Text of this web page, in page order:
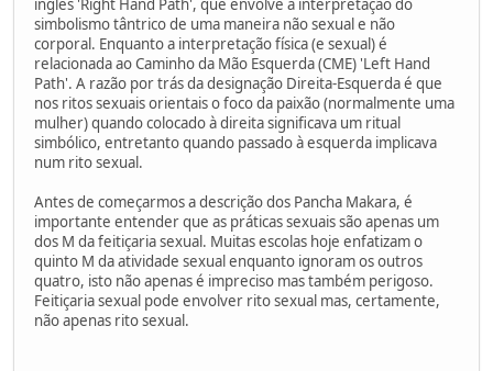
inglês 'Right Hand Path', que envolve a interpretação do
simbolismo tântrico de uma maneira não sexual e não
corporal. Enquanto a interpretação física (e sexual) é
relacionada ao Caminho da Mão Esquerda (CME) 'Left Hand
Path'. A razão por trás da designação Direita-Esquerda é que
nos ritos sexuais orientais o foco da paixão (normalmente uma
mulher) quando colocado à direita significava um ritual
simbólico, entretanto quando passado à esquerda implicava
num rito sexual.
Antes de começarmos a descrição dos Pancha Makara, é
importante entender que as práticas sexuais são apenas um
dos M da feitiçaria sexual. Muitas escolas hoje enfatizam o
quinto M da atividade sexual enquanto ignoram os outros
quatro, isto não apenas é impreciso mas também perigoso.
Feitiçaria sexual pode envolver rito sexual mas, certamente,
não apenas rito sexual.